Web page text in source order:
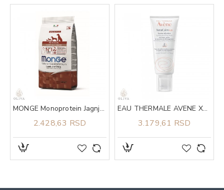
MONGE Monoprotein Jagnjetina i pirinač za sve rase puppy 2.5kg
2.428,63 RSD
EAU THERMALE AVENE Xera Calm A.D. Lipid-replenishing balzam za lice i telo 200ml
3.179,61 RSD